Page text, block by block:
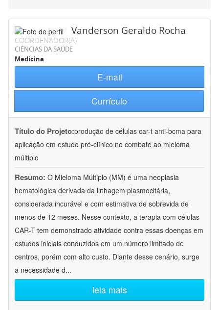
Vanderson Geraldo Rocha
COORDENADOR(A)
CIÊNCIAS DA SAÚDE
Medicina
E-mail
Currículo
Título do Projeto:produção de células car-t anti-bcma para
aplicação em estudo pré-clínico no combate ao mieloma
múltiplo
Resumo: O Mieloma Múltiplo (MM) é uma neoplasia
hematológica derivada da linhagem plasmocitária,
considerada incurável e com estimativa de sobrevida de
menos de 12 meses. Nesse contexto, a terapia com células
CAR-T tem demonstrado atividade contra essas doenças em
estudos iniciais conduzidos em um número limitado de
centros, porém com alto custo. Diante desse cenário, surge
a necessidade d...
leia mais